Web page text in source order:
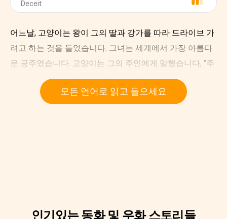
Deceit
어느날, 고양이는 왕이 그의 딸과 강가를 따라 드라이브 가
려고 하는 것을 들었습니다. 그녀는 세계에서 가장 아름다
운 공주였습니다. 고양이는 그의 주인에게 말했습니다, "주
인님, 만약 당신이 나의 충고만을 따른다면, 돈을 벌게 될거
모든 언어로 읽고 들으세요
인기있는 동화 및 우화 스토리들